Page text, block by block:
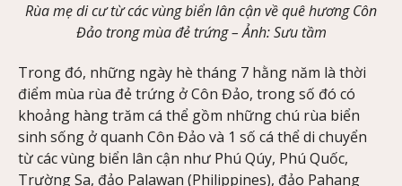
Rùa mẹ di cư từ các vùng biển lân cận về quê hương Côn
Đảo trong mùa đẻ trứng –Ảnh: Sưu tầm
Trong đó, những ngày hè tháng 7 hằng năm là thời
điểm mùa rùa đẻ trứng ở Côn Đảo, trong số đó có
khoảng hàng trăm cá thể gồm những chú rùa biển
sinh sống ở quanh Côn Đảo và 1 số cá thể di chuyển
từ các vùng biển lân cận như Phú Qúy, Phú Quốc,
Trường Sa, đảo Palawan (Philippines), đảo Pahang